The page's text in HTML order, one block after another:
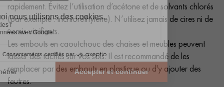
rapidement. Évitez l’utilisation d’acétone et de solvants chlorés
(par exemple : trichloréthylène). N’utilisez jamais de cires ni de
vernis vitrifiants.
Les embouts en caoutchouc des chaises et meubles peuvent
laisser des taches sur vos sols. Il est recommandé de les
remplacer par des embouts en plastique ou d'y ajouter des
feutres.